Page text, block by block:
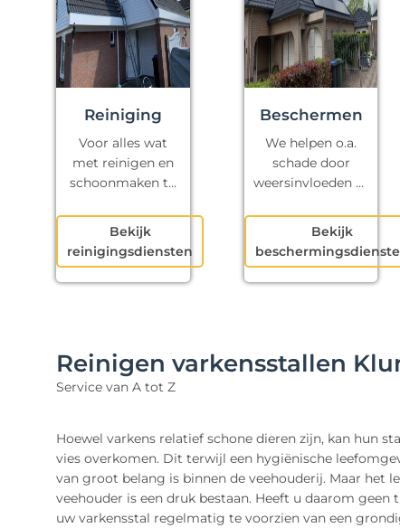
Reiniging
Voor alles wat
met reinigen en
schoonmaken te
Bekijk
reinigingsdiensten
Beschermen
We helpen o.a.
schade door
weersinvloeden te
Bekijk
Reinigen varkensstallen
Service van A tot Z
Hoewel varkens relatief schone dieren zijn, kan hun
vies overkomen. Dit terwijl een hygiënische
van groot belang is binnen de veehouderij. Maar het
veehouder is een druk bestaan. Heeft u daarom geen
uw varkensstal regelmatig te voorzien van een